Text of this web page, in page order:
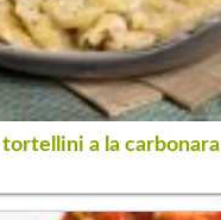
tortellini a la carbonara